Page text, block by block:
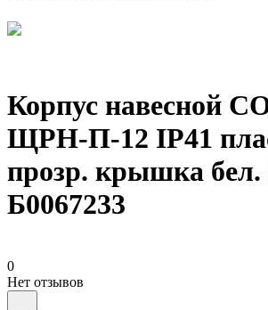
Корпус навесной
ЩРН-П-12 IP41
прозр. крышка
Б0067233
0
Нет отзывов